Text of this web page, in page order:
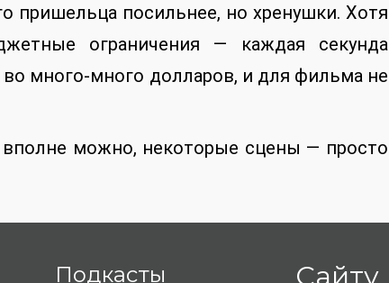
пришельца посильнее, но хренушки. Хотя
ограничения — каждая секунда
много-много долларов, и для фильма не
можно, некоторые сцены — просто
Подкасты Сайту